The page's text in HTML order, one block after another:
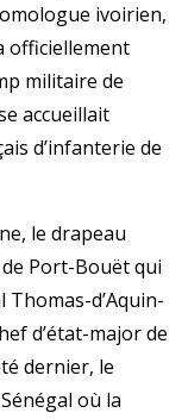
ivoirien,
officiellement
militaire de
accueillait
d’infanterie de
le drapeau
Port-Bouët qui
d’Aquin-
d’état-major de
dernier, le
où la